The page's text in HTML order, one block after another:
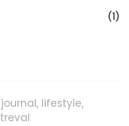
(1)
journal lifestyle
treval